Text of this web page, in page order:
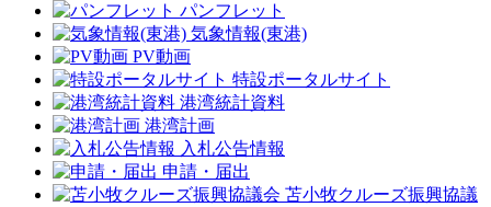
パンフレット
気象情報(東港)
PV動画
特設ポータルサイト
港湾統計資料
港湾計画
入札公告情報
申請・届出
苫小牧クルーズ振興協議